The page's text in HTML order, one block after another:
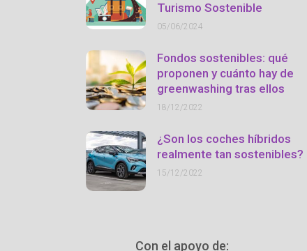
Turismo Sostenible
05/06/2024
Fondos sostenibles: qué
proponen y cuánto hay de
greenwashing tras ellos
18/12/2022
¿Son los coches híbridos
realmente tan sostenibles?
15/12/2022
Con el apoyo de: